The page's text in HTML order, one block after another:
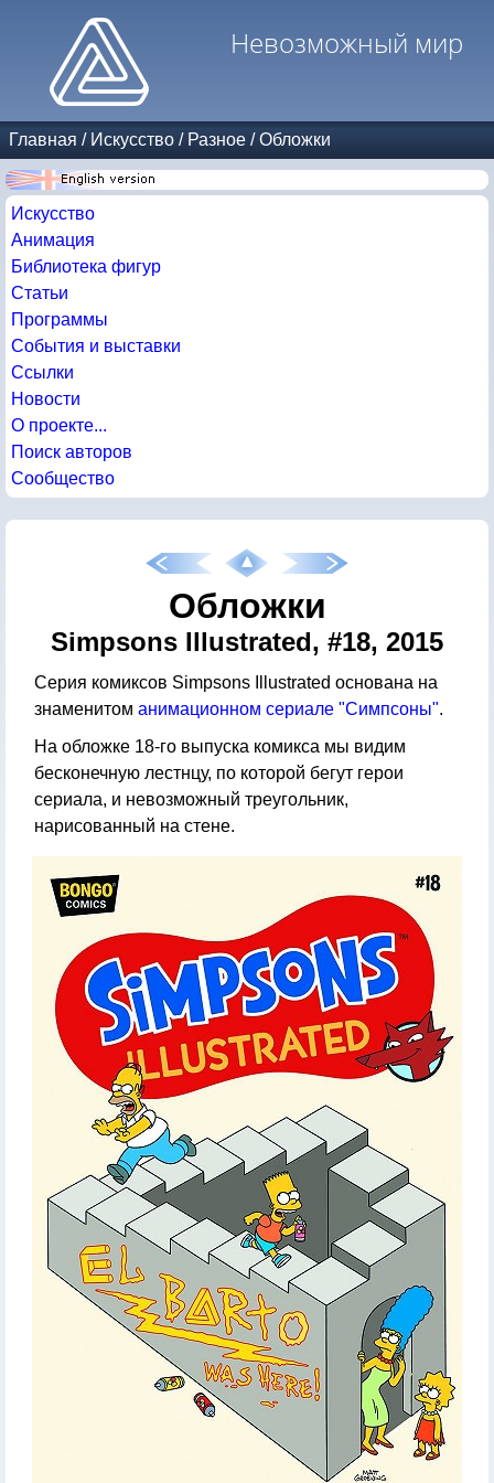
Невозможный мир
Главная / Искусство / Разное /Обложки
Искусство
Анимация
Библиотека фигур
Статьи
Программы
События и выставки
Ссылки
Новости
О проекте...
Поиск авторов
Сообщество
Обложки
Simpsons Illustrated, #18, 2015
Серия комиксов Simpsons Illustrated основана на
знаменитом анимационном сериале "Симпсоны".
На обложке 18-го выпуска комикса мы видим
бесконечную лестнцу, по которой бегут герои
сериала, и невозможный треугольник,
нарисованный на стене.